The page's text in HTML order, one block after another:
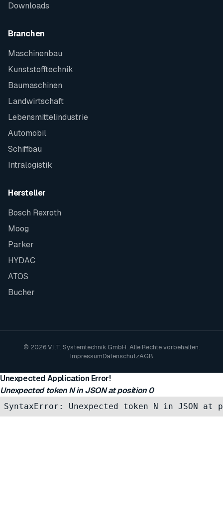
Downloads
Branchen
Maschinenbau
Kunststofftechnik
Baumaschinen
Landwirtschaft
Lebensmittelindustrie
Automobil
Schiffbau
Intralogistik
Hersteller
Bosch Rexroth
Moog
Parker
HYDAC
ATOS
Bucher
© 2026 V.I.T. Systemtechnik GmbH. Alle Rechte vorbehalten.
ImpressumDatenschutzAGB
Unexpected Application Error!
Unexpected token N in JSON at position 0
SyntaxError: Unexpected token N in JSON at